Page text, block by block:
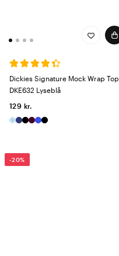
Dickies Signature Mock Wrap Top
DKE632 Lyseblå
129 kr.
-20%